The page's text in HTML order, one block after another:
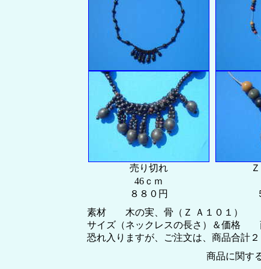
売り切れ
46ｃｍ
８８０円
素材 木の実、骨（Ｚ Ａ１０１）
サイズ（ネックレスの長さ）＆価格
恐れ入りますが、ご注文は、商品合計
商品に関す